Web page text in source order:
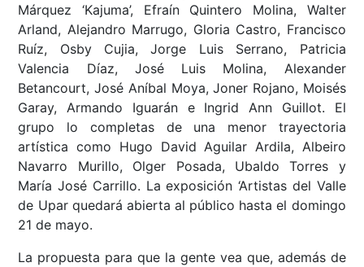
Márquez ‘Kajuma’, Efraín Quintero Molina, Walter
Arland, Alejandro Marrugo, Gloria Castro, Francisco
Ruíz, Osby Cujia, Jorge Luis Serrano, Patricia
Valencia Díaz, José Luis Molina, Alexander
Betancourt, José Aníbal Moya, Joner Rojano, Moisés
Garay, Armando Iguarán e Ingrid Ann Guillot. El
grupo lo completas de una menor trayectoria
artística como Hugo David Aguilar Ardila, Albeiro
Navarro Murillo, Olger Posada, Ubaldo Torres y
María José Carrillo. La exposición ‘Artistas del Valle
de Upar quedará abierta al público hasta el domingo
21 de mayo.
La propuesta para que la gente vea que, además de